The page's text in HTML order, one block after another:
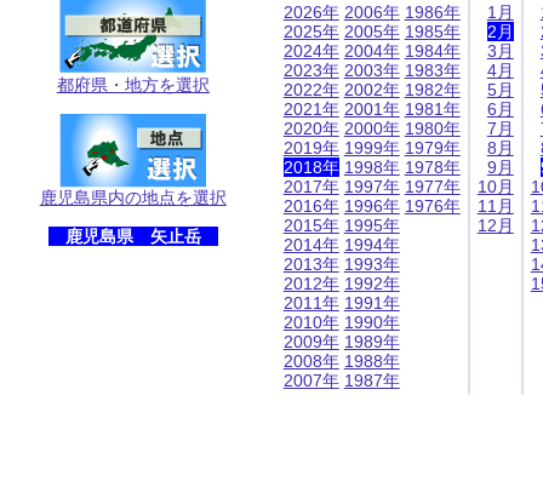
都府県・地方を選択
鹿児島県内の地点を選択
鹿児島県 矢止岳
2026年
2025年
2024年
2023年
2022年
2021年
2020年
2019年
2018年
2017年
2016年
2015年
2014年
2013年
2012年
2011年
2010年
2009年
2008年
2007年
2006年
2005年
2004年
2003年
2002年
2001年
2000年
1999年
1998年
1997年
1996年
1995年
1994年
1993年
1992年
1991年
1990年
1989年
1988年
1987年
1986年
1985年
1984年
1983年
1982年
1981年
1980年
1979年
1978年
1977年
1976年
1月
2月
3月
4月
5月
6月
7月
8月
9月
10月
11月
12月